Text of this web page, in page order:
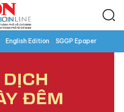
English Edition SGGP Epaper